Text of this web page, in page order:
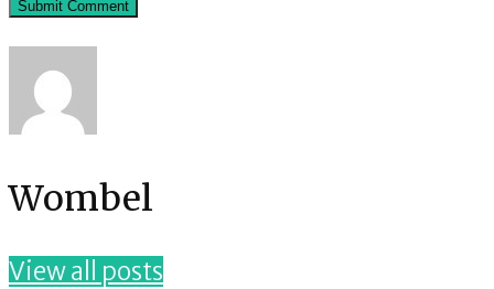
Wombel
View all posts